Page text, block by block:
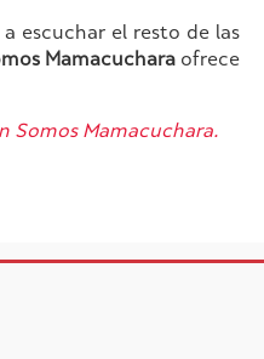
escuchar el resto de las
Mamacucharaofrece
Somos Mamacuchara.